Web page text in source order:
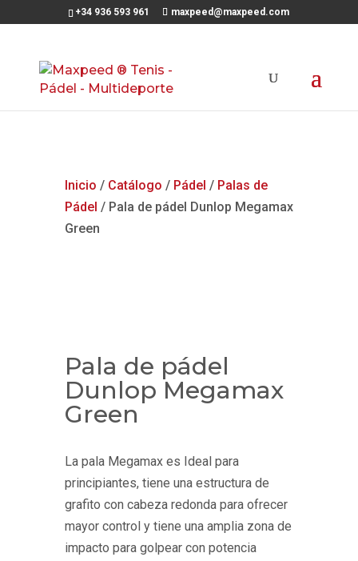
+34 936 593 961 maxpeed@maxpeed.com
Inicio / Catálogo / Pádel / Palas de
Pádel / Pala de pádel Dunlop Megamax
Green
Pala de pádel
Dunlop Megamax
Green
La pala Megamax es Ideal para
principiantes, tiene una estructura de
grafito con cabeza redonda para ofrecer
mayor control y tiene una amplia zona de
impacto para golpear con potencia